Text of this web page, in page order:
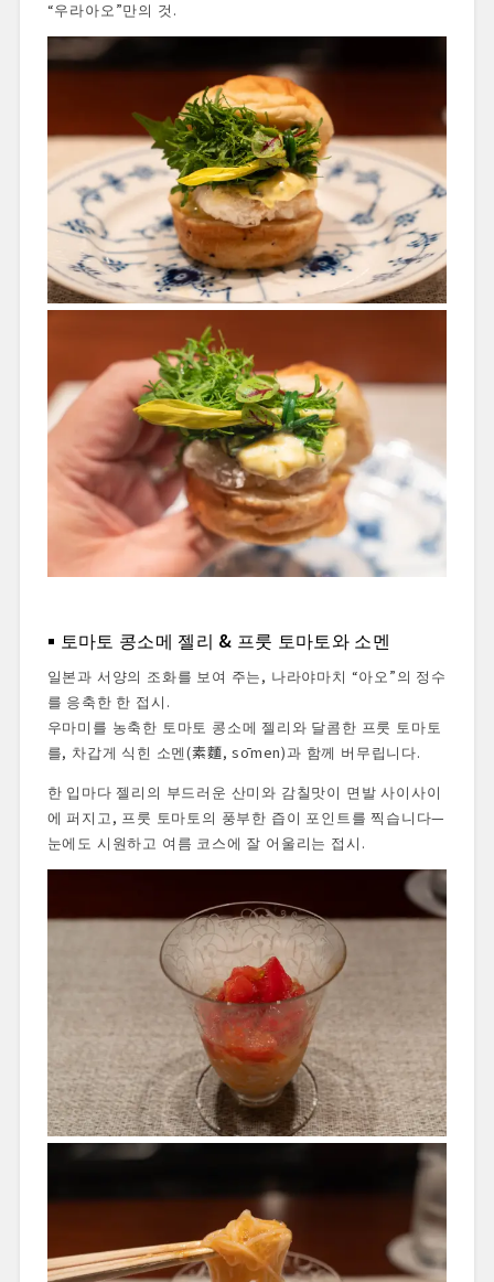
“우라아오”만의 것.
토마토 콩소메 젤리 & 프룻 토마토와 소멘
일본과 서양의 조화를 보여 주는, 나라야마치 “아오”의 정수
를 응축한 한 접시.
우마미를 농축한 토마토 콩소메 젤리와 달콤한 프룻 토마토
를, 차갑게 식힌 소멘(素麵, sōmen)과 함께 버무립니다.
한 입마다 젤리의 부드러운 산미와 감칠맛이 면발 사이사이
에 퍼지고, 프룻 토마토의 풍부한 즙이 포인트를 찍습니다—
눈에도 시원하고 여름 코스에 잘 어울리는 접시.